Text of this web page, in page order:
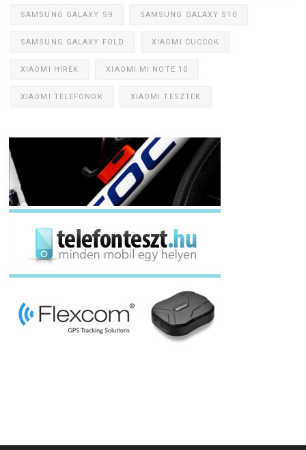
SAMSUNG GALAXY S9 SAMSUNG GALAXY S10
SAMSUNG GALAXY FOLD XIAOMI CUCCOK
XIAOMI HÍREK XIAOMI MI NOTE 10
XIAOMI TELEFONOK XIAOMI TESZTEK